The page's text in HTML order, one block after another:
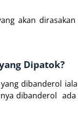
akan
Dipatok?
dibanderol
dibanderol